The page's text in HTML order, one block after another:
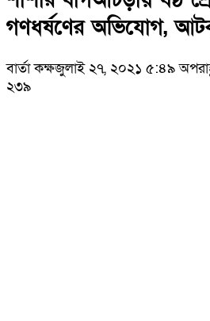
গণধর্ষণের অভিযোগ,
বার্তা কক্ষজুলাই ২৭, ২০২১ ৫:৪৯
২৩৯